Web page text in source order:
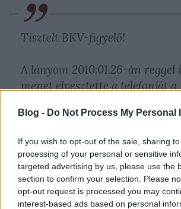
Blog - Do Not Process My Personal
If you wish to opt-out of the sale, sharing
processing of your personal or sensitive
targeted advertising by us, please use the
section to confirm your selection. Please
opt-out request is processed you may
interest-based ads based on personal
Tisztelt BKV-figyelő!
A lányom 2010.01.26-án reggel
menet elvesztette a telefonját a
megtalálta és átadta a
hogy a buszon oda ment hozzá
azt mondta, hogy ő tudja hol
elviszi oda. Csak az a baj, hogy
egy iskola van!